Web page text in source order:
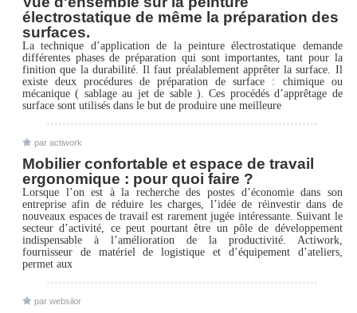
électrostatique de même la préparation des
surfaces.
La technique d’application de la peinture électrostatique demande
différentes phases de préparation qui sont importantes, tant pour la
finition que la durabilité. Il faut préalablement apprêter la surface. Il
existe deux procédures de préparation de surface : chimique ou
mécanique ( sablage au jet de sable ). Ces procédés d’apprêtage de
surface sont utilisés dans le but de produire une meilleure
par actiwork
Mobilier confortable et espace de travail
ergonomique : pour quoi faire ?
Lorsque l’on est à la recherche des postes d’économie dans son
entreprise afin de réduire les charges, l’idée de réinvestir dans de
nouveaux espaces de travail est rarement jugée intéressante. Suivant le
secteur d’activité, ce peut pourtant être un pôle de développement
indispensable à l’amélioration de la productivité. Actiwork,
fournisseur de matériel de logistique et d’équipement d’ateliers,
permet aux
par websilor